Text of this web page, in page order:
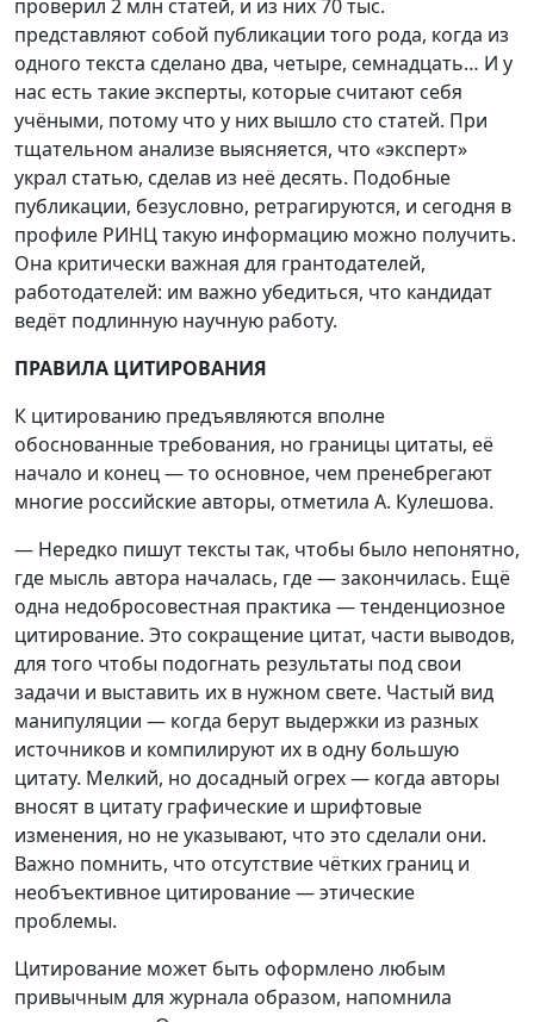
проверил 2 млн статей, и из них 70 тыс.
представляют собой публикации того рода, когда из
одного текста сделано два, четыре, семнадцать… И у
нас есть такие эксперты, которые считают себя
учёными, потому что у них вышло сто статей. При
тщательном анализе выясняется, что «эксперт»
украл статью, сделав из неё десять. Подобные
публикации, безусловно, ретрагируются, и сегодня в
профиле РИНЦ такую информацию можно получить.
Она критически важная для грантодателей,
работодателей: им важно убедиться, что кандидат
ведёт подлинную научную работу.
ПРАВИЛА ЦИТИРОВАНИЯ
К цитированию предъявляются вполне
обоснованные требования, но границы цитаты, её
начало и конец — то основное, чем пренебрегают
многие российские авторы, отметила А. Кулешова.
— Нередко пишут тексты так, чтобы было непонятно,
где мысль автора началась, где — закончилась. Ещё
одна недобросовестная практика — тенденциозное
цитирование. Это сокращение цитат, части выводов,
для того чтобы подогнать результаты под свои
задачи и выставить их в нужном свете. Частый вид
манипуляции — когда берут выдержки из разных
источников и компилируют их в одну большую
цитату. Мелкий, но досадный огрех — когда авторы
вносят в цитату графические и шрифтовые
изменения, но не указывают, что это сделали они.
Важно помнить, что отсутствие чётких границ и
необъективное цитирование — этические
проблемы.
Цитирование может быть оформлено любым
привычным для журнала образом, напомнила